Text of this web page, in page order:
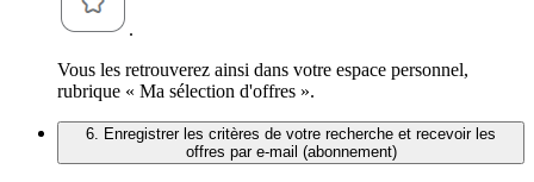
.
Vous les retrouverez ainsi dans votre espace personnel,
rubrique « Ma sélection d'offres ».
6. Enregistrer les critères de votre recherche et recevoir les
offres par e-mail (abonnement)